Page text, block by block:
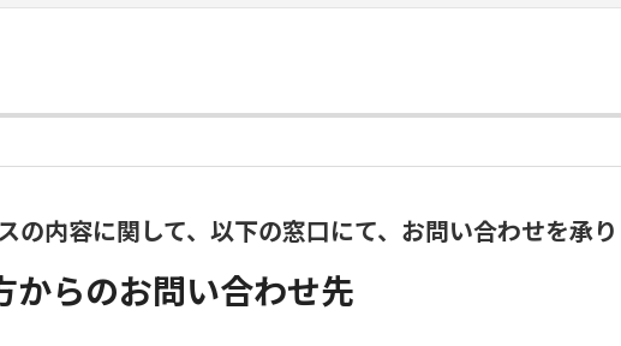
の内容に関して、以下の窓口にて、お問い合わせを承
からのお問い合わせ先